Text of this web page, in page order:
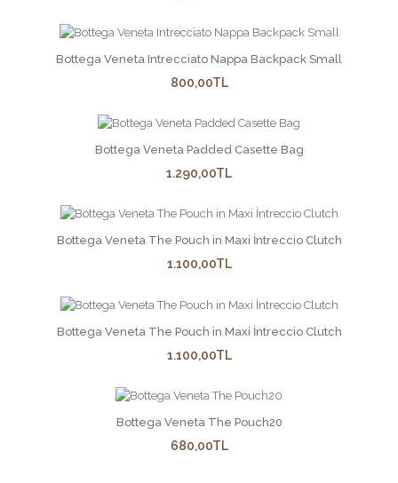
ad soyad adres tel no yaz kapinda ürünü teslim aldiginda
GOYARD ST. LOUIS TOTE BAG
679,90TL
Bottega Veneta Intrecciato Nappa Backpack Small
800,00TL
Bottega Veneta Padded Casette Bag
1.290,00TL
Bottega Veneta The Pouch in Maxi İntreccio Clutch
1.100,00TL
Bottega Veneta The Pouch in Maxi İntreccio Clutch
1.100,00TL
Bottega Veneta The Pouch20
680,00TL